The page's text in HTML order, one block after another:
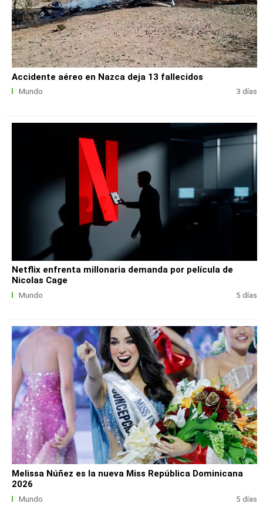
Accidente aéreo en Nazca deja 13 fallecidos
Mundo 3 días
Netflix enfrenta millonaria demanda por película de
Nicolas Cage
Mundo 5 días
Melissa Núñez es la nueva Miss República Dominicana
2026
Mundo 5 días